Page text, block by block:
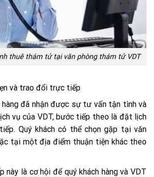
thuê thám tử tại văn phòng thám tử VDT
và trao đổi trực tiếp
hàng đã nhận được sự tư vấn tận tình và
vụ của VDT, bước tiếp theo là đặt lịch
Quý khách có thể chọn gặp tại văn
tại một địa điểm thuận tiện khác theo
này là cơ hội để quý khách hàng và VDT